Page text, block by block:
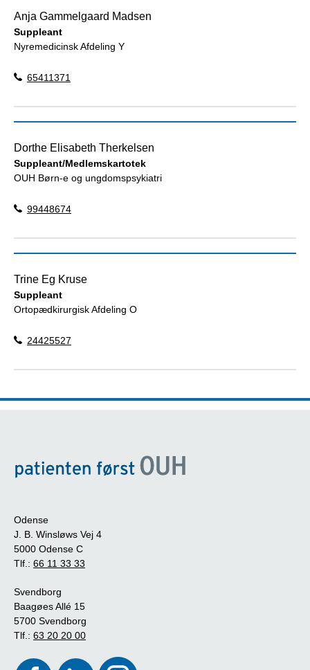
Anja Gammelgaard Madsen
Suppleant
Nyremedicinsk Afdeling Y
65411371
Dorthe Elisabeth Therkelsen
Suppleant/Medlemskartotek
OUH Børn-e og ungdomspsykiatri
99448674
Trine Eg Kruse
Suppleant
Ortopædkirurgisk Afdeling O
24425527
Odense
J. B. Winsløws Vej 4
5000 Odense C
Tlf.: 66 11 33 33
Svendborg
Baagøes Allé 15
5700 Svendborg
Tlf.: 63 20 20 00